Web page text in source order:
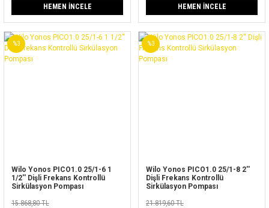
HEMEN İNCELE HEMEN İNCELE
%3
Wilo Yonos PICO1.0 25/1-6 1
1/2'' Dişli Frekans Kontrollü
Sirkülasyon Pompası
15.868,80 TL
%3
Wilo Yonos PICO1.0 25/1-8 2''
Dişli Frekans Kontrollü
Sirkülasyon Pompası
21.819,60 TL